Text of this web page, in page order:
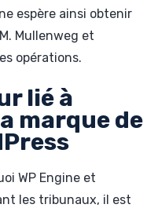
espère ainsi obtenir
Mullenweg et
opérations.
lié à
marque de
WP Engine et
les tribunaux, il est